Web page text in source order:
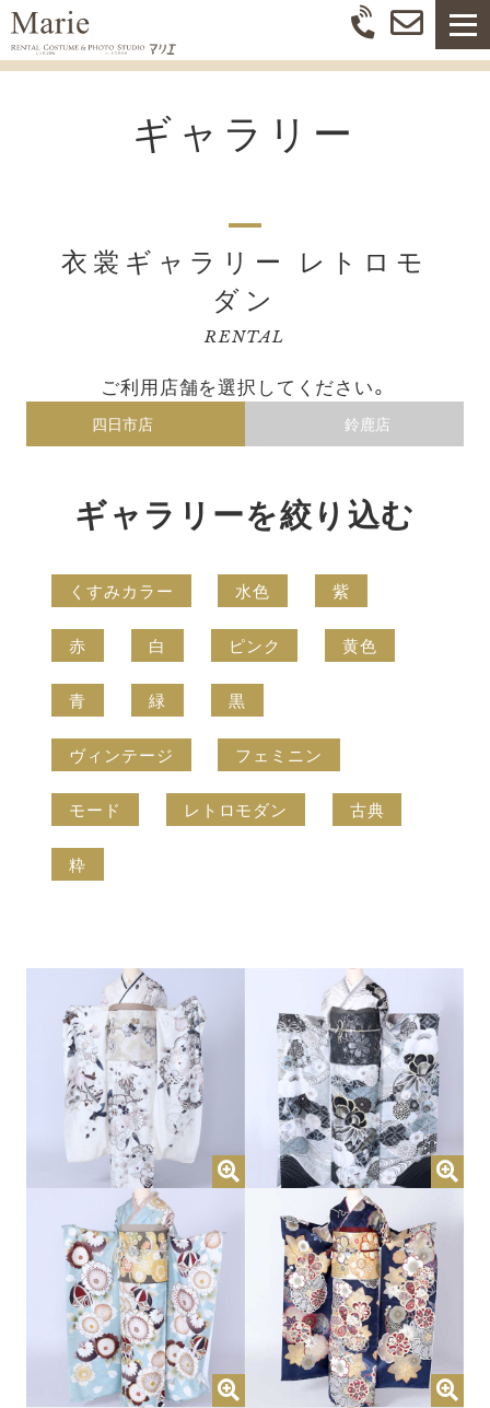
ギャラリー
衣裳ギャラリー レトロモ
ダン
RENTAL
ご利用店舗を選択してください。
四日市店 鈴鹿店
ギャラリーを絞り込む
くすみカラー 水色 紫
赤 白 ピンク 黄色
青 緑 黒
ヴィンテージ フェミニン
モード レトロモダン 古典
粋